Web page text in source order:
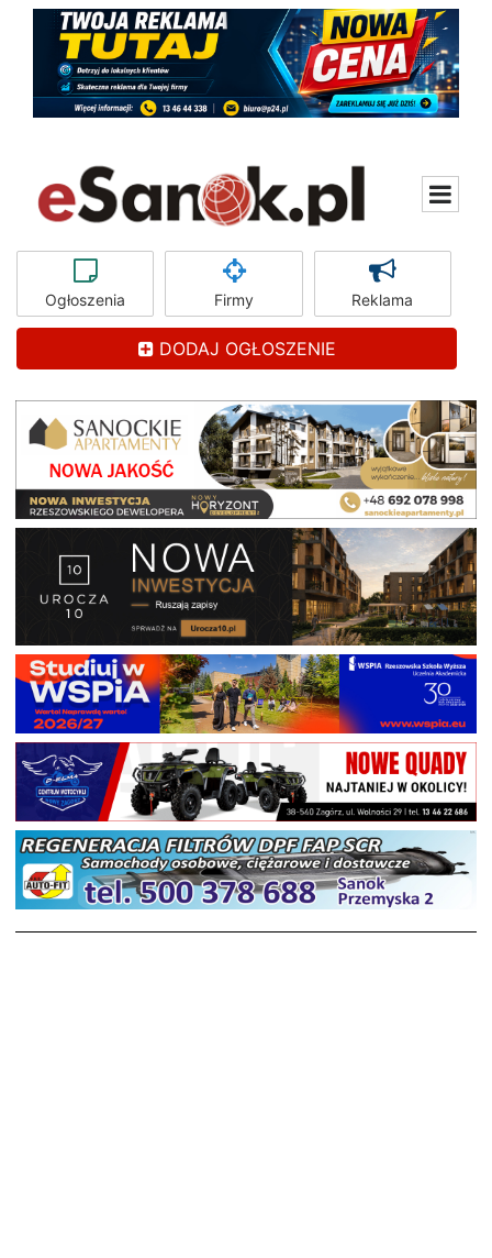
Ogłoszenia Firmy Reklama
DODAJ OGŁOSZENIE